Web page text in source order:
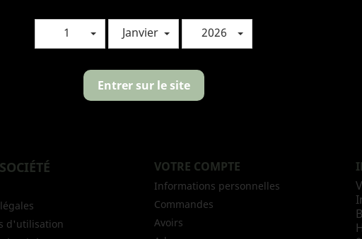
pouvez vous désinscrire à tout moment. Vous
pour cela nos informations de contact dans les
d'utilisation
VOTRE COMPTE
Informations personnelles
Commandes
Avoirs
1 Janvier 2026
Entrer sur le site